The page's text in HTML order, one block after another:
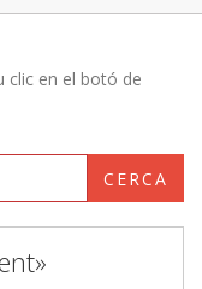
clic en el botó de
CERCA